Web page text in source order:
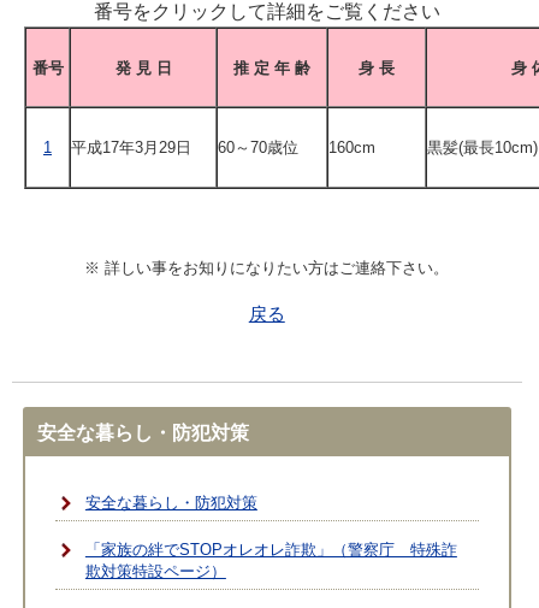
番号をクリックして詳細をご覧ください
番号 発 見 日 推 定 年 齢 身 長 身
1 平成17年3月29日 60～70歳位 160cm 黒髪(最長10cm)
※ 詳しい事をお知りになりたい方はご連絡下さい。
戻る
安全な暮らし・防犯対策
安全な暮らし・防犯対策
「家族の絆でSTOPオレオレ詐欺」（警察庁 特殊詐
欺対策特設ページ）